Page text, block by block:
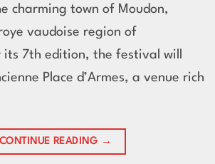
charming town of Moudon,
vaudoise region of
its 7th edition, the festival will
Place d’Armes, a venue rich
CONTINUE READING →